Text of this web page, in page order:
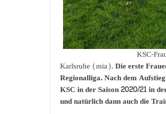
KSC-
Karlsruhe (mia).Die erste
Regionalliga. Nach dem
KSC in der Saison 2020/21 in
und natürlich dann auch die